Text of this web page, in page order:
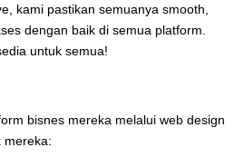
kami pastikan semuanya smooth,
dengan baik di semua platform.
untuk semua!
bisnes mereka melalui web design
mereka: